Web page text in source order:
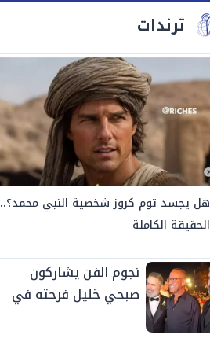
ترندات
هل يجسد توم كروز شخصية النبي محمد؟..
الحقيقة الكاملة
نجوم الفن يشاركون
صبحي خليل فرحته في